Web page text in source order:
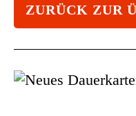
ZURÜCK ZUR